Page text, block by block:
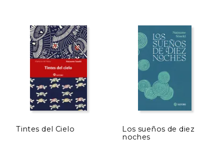
15% 15%
dcto.
Tintes del Cielo
Los sueños de diez
noches